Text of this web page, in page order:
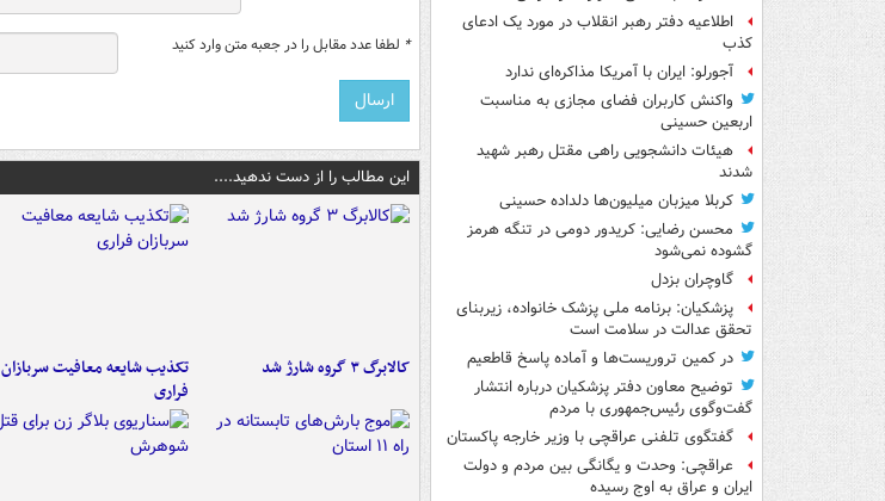
اطلاعیه دفتر رهبر انقلاب در مورد یک ادعای
کذب
آجورلو: ایران با آمریکا مذاکره‌ای ندارد
واکنش کاربران فضای مجازی به مناسبت
اربعین حسینی
هیئات دانشجویی راهی مقتل رهبر شهید
شدند
کربلا میزبان میلیون‌ها دلداده حسینی
محسن رضایی: کریدور دومی در تنگه هرمز
گشوده نمی‌شود
گاوچران بزدل
پزشکیان: برنامه ملی پزشک خانواده، زیربنای
تحقق عدالت در سلامت است
در کمین تروریست‌ها و آماده پاسخ قاطعیم
توضیح معاون دفتر پزشکیان درباره انتشار
گفت‌وگوی رئیس‌جمهوری با مردم
گفتگوی تلفنی عراقچی با وزیر خارجه پاکستان
عراقچی: وحدت و یگانگی بین مردم و دولت
ایران و عراق به اوج رسیده
* لطفا عدد مقابل را در جعبه متن وارد کنید
این مطالب را از دست ندهید....
کالابرگ ۳ گروه شارژ شد
تکذیب شایعه معافیت سربازان
فراری